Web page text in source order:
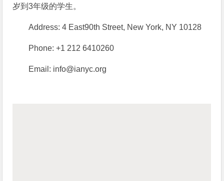
岁到3年级的学生。
Address: 4 East90th Street, New York, NY 10128
Phone: +1 212 6410260
Email: info@ianyc.org